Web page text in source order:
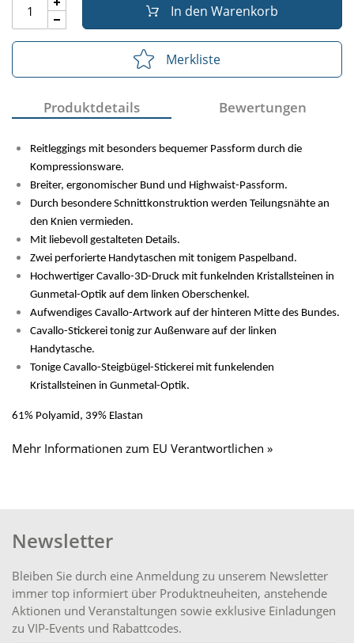
In den Warenkorb
Merkliste
Produktdetails Bewertungen
Reitleggings mit besonders bequemer Passform durch die
Kompressionsware.
Breiter, ergonomischer Bund und Highwaist-Passform.
Durch besondere Schnittkonstruktion werden Teilungsnähte an
den Knien vermieden.
Mit liebevoll gestalteten Details.
Zwei perforierte Handytaschen mit tonigem Paspelband.
Hochwertiger Cavallo-3D-Druck mit funkelnden Kristallsteinen in
Gunmetal-Optik auf dem linken Oberschenkel.
Aufwendiges Cavallo-Artwork auf der hinteren Mitte des Bundes.
Cavallo-Stickerei tonig zur Außenware auf der linken
Handytasche.
Tonige Cavallo-Steigbügel-Stickerei mit funkelenden
Kristallsteinen in Gunmetal-Optik.
61% Polyamid, 39% Elastan
Mehr Informationen zum EU Verantwortlichen »
Newsletter
Bleiben Sie durch eine Anmeldung zu unserem Newsletter
immer top informiert über Produktneuheiten, anstehende
Aktionen und Veranstaltungen sowie exklusive Einladungen
zu VIP-Events und Rabattcodes.